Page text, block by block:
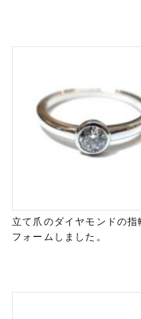
立て爪のダイヤモンドの指
フォームしました。